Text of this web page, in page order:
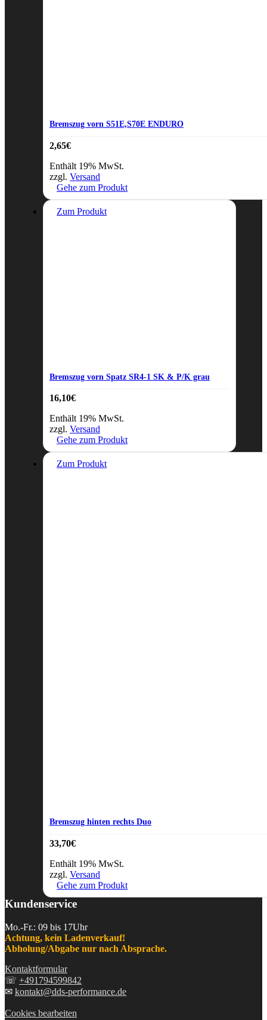
Bremszug vorn S51E,S70E ENDURO
2,65€
Enthält 19% MwSt.
zzgl. Versand
Gehe zum Produkt
Zum Produkt
Bremszug vorn Spatz SR4-1 SK & P/K grau
16,10€
Enthält 19% MwSt.
zzgl. Versand
Gehe zum Produkt
Zum Produkt
Bremszug hinten rechts Duo
33,70€
Enthält 19% MwSt.
zzgl. Versand
Gehe zum Produkt
Kundenservice
Mo.-Fr.: 09 bis 17Uhr
Achtung, kein Ladenverkauf!
Abholung/Abgabe nur nach Absprache.
Kontaktformular
☏ +491794599842
✉ kontakt@dds-performance.de
Cookies bearbeiten